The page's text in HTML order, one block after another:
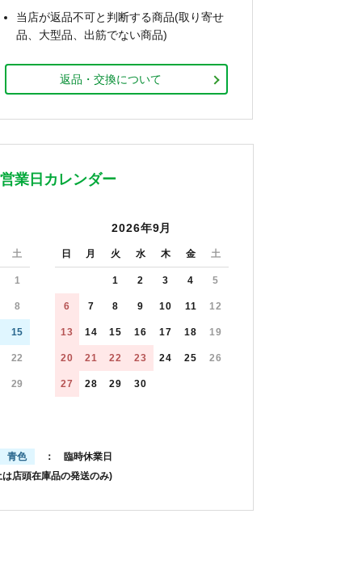
当店が返品不可と判断する商品(取り寄せ
品、大型品、出筋でない商品)
返品・交換について
営業日カレンダー
土
1
8
15
22
29
2026年9月
日 月 火 水 木 金 土
1 2 3 4 5
6 7 8 9 10 11 12
13 14 15 16 17 18 19
20 21 22 23 24 25 26
27 28 29 30
青色
： 臨時休業日
は店頭在庫品の発送のみ)